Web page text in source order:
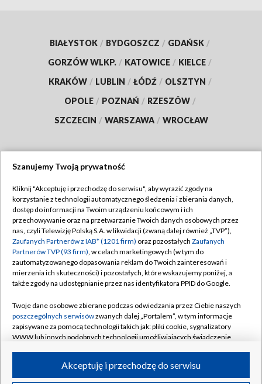
BIAŁYSTOK / BYDGOSZCZ / GDAŃSK /
GORZÓW WLKP. / KATOWICE / KIELCE /
KRAKÓW / LUBLIN / ŁÓDŹ / OLSZTYN /
OPOLE / POZNAŃ / RZESZÓW /
SZCZECIN / WARSZAWA / WROCŁAW
TVP
Abonament TVP
Emisja w TVP
Centrum informacji TVP
Naziemna Telewizja Cyfrowa
Rada Programowa
System NOS
Informacje o nadawcy
Program dla prasy
Regulamin TVP
Polityka prywatności
Moje zgody
Pomoc
Kontakt
Kanały
Szanujemy Twoją prywatność
Kliknij "Akceptuję i przechodzę do serwisu", aby wyrazić zgody na
korzystanie z technologii automatycznego śledzenia i zbierania danych,
dostęp do informacji na Twoim urządzeniu końcowym i ich
przechowywanie oraz na przetwarzanie Twoich danych osobowych przez
nas, czyli Telewizję Polską S.A. w likwidacji (zwaną dalej również „TVP”),
Zaufanych Partnerów z IAB* (1201 firm) oraz pozostałych Zaufanych
Partnerów TVP (93 firm), w celach marketingowych (w tym do
zautomatyzowanego dopasowania reklam do Twoich zainteresowań i
mierzenia ich skuteczności) i pozostałych, które wskazujemy poniżej, a
także zgody na udostępnianie przez nas identyfikatora PPID do Google.
Twoje dane osobowe zbierane podczas odwiedzania przez Ciebie naszych
poszczególnych serwisówzwanych dalej „Portalem”, w tym informacje
zapisywane za pomocą technologii takich jak: pliki cookie, sygnalizatory
WWW lub innych podobnych technologii umożliwiających świadczenie
ruchu w Internecie.Akceptuję i przechodzę do serwisu